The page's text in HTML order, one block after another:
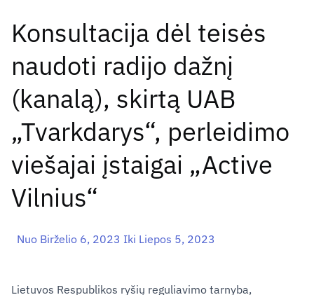
Konsultacija dėl teisės
naudoti radijo dažnį
(kanalą), skirtą UAB
„Tvarkdarys“, perleidimo
viešajai įstaigai „Active
Vilnius“
Nuo Birželio 6, 2023 Iki Liepos 5, 2023
Lietuvos Respublikos ryšių reguliavimo tarnyba,